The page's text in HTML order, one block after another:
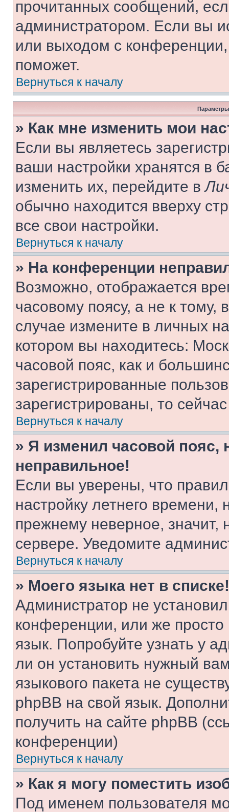
прочитанных сообщений,
администратором. Если вы
или выходом с
поможет.
Вернуться к началу
Параметры
» Как мне изменить мои
Если вы являетесь
ваши настройки хранятся в
изменить их, перейдите в
обычно находится вверху
все свои настройки.
Вернуться к началу
» На конференции
Возможно, отображается
часовому поясу, а не к тому,
случае измените в личных
котором вы находитесь:
часовой пояс, как и
зарегистрированные
зарегистрированы, то
Вернуться к началу
» Я изменил часовой пояс,
неправильное!
Если вы уверены, что
настройку летнего
прежнему неверное, значит,
сервере. Уведомите
Вернуться к началу
» Моего языка нет в списке!
Администратор не
конференции, или же
язык. Попробуйте узнать у
ли он установить нужный
языкового пакета не
phpBB на свой язык.
получить на сайте phpBB
конференции)
Вернуться к началу
» Как я могу поместить
Под именем пользователя